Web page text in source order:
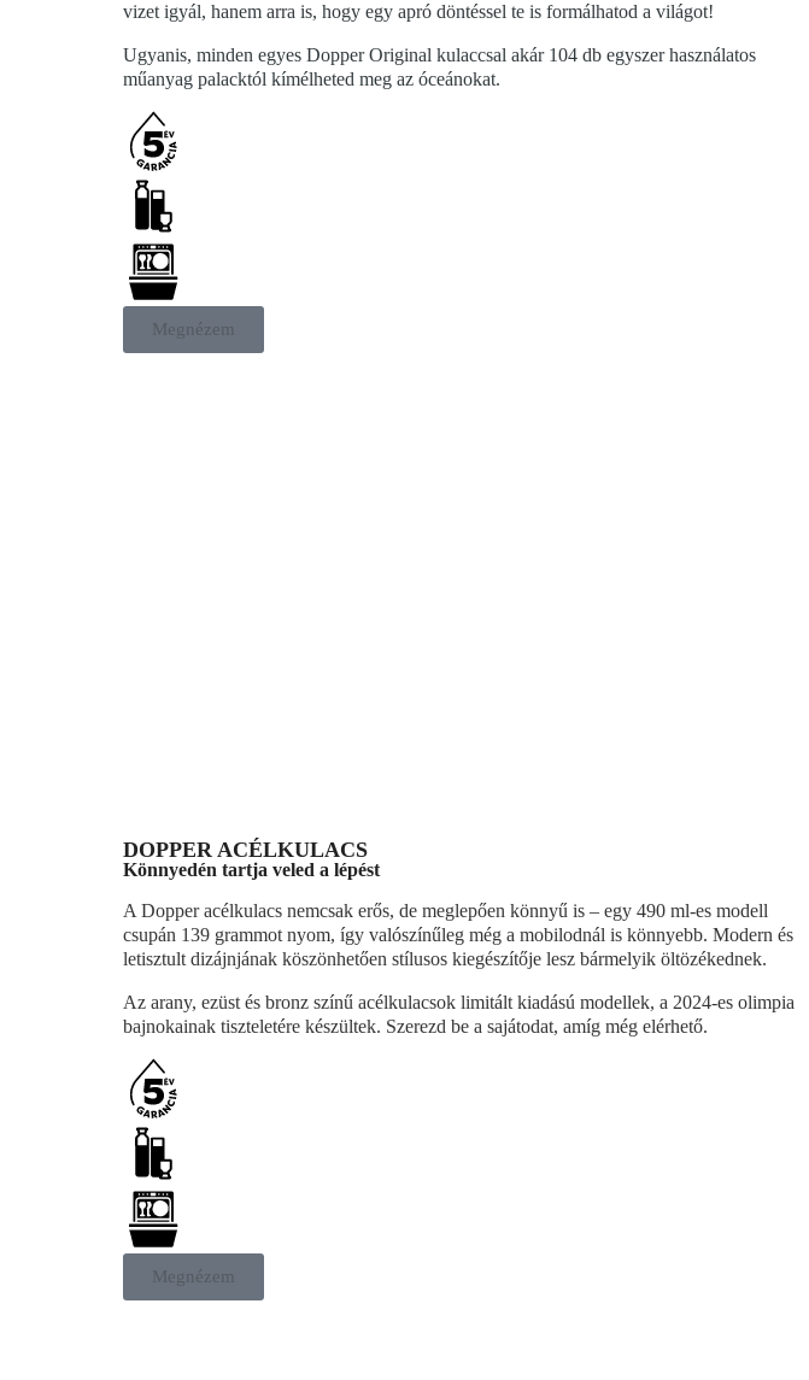
vizet igyál, hanem arra is, hogy egy apró döntéssel te is formálhatod a világot!
Ugyanis, minden egyes Dopper Original kulaccsal akár 104 db egyszer használatos
műanyag palacktól kímélheted meg az óceánokat.
Megnézem
DOPPER ACÉLKULACS
Könnyedén tartja veled a lépést
A Dopper acélkulacs nemcsak erős, de meglepően könnyű is – egy 490 ml-es modell
csupán 139 grammot nyom, így valószínűleg még a mobilodnál is könnyebb. Modern és
letisztult dizájnjának köszönhetően stílusos kiegészítője lesz bármelyik öltözékednek.
Az arany, ezüst és bronz színű acélkulacsok limitált kiadású modellek, a 2024-es olimpia
bajnokainak tiszteletére készültek. Szerezd be a sajátodat, amíg még elérhető.
Megnézem